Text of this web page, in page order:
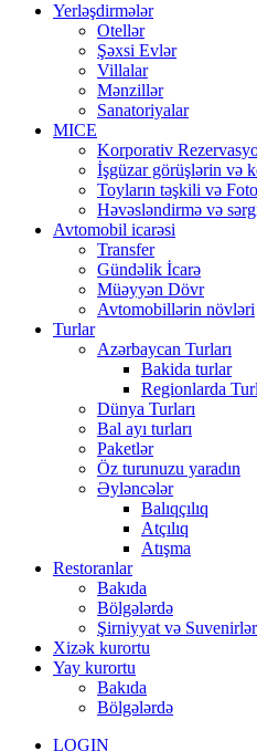
Yerləşdirmələr
Otellər
Şəxsi Evlər
Villalar
Mənzillər
Sanatoriyalar
MICE
Korporativ
İşgüzar görüşlərin və
Toyların təşkili və
Həvəsləndirmə və
Avtomobil icarəsi
Transfer
Gündəlik İcarə
Müəyyən Dövr
Avtomobillərin növləri
Turlar
Azərbaycan Turları
Bakida turlar
Regionlarda
Dünya Turları
Bal ayı turları
Paketlər
Öz turunuzu yaradın
Əyləncələr
Balıqçılıq
Atçılıq
Atışma
Restoranlar
Bakıda
Bölgələrdə
Şirniyyat və Suvenirlər
Xizək kurortu
Yay kurortu
Bakıda
Bölgələrdə
LOGIN